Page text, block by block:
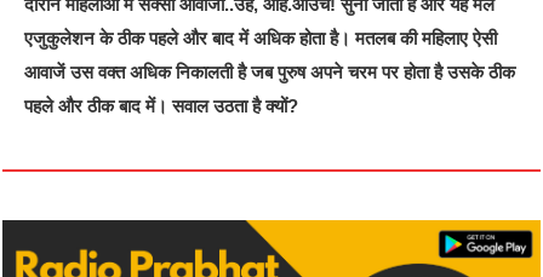
एजुकुलेशन के ठीक पहले और बाद में अधिक होता है। मतलब की महिलाए ऐसी
आवाजें उस वक्त अधिक निकालती है जब पुरुष अपने चरम पर होता है उसके ठीक
पहले और ठीक बाद में। सवाल उठता है क्यों?